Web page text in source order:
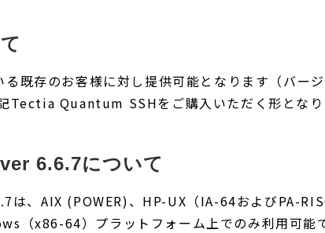
既存のお客様に対し提供可能となります（バー
Tectia Quantum SSHをご購入いただく形となり
6.6.7について
AIX (POWER)、HP-UX（IA-64およびPA-
x86-64）プラットフォーム上でのみ利用可能で